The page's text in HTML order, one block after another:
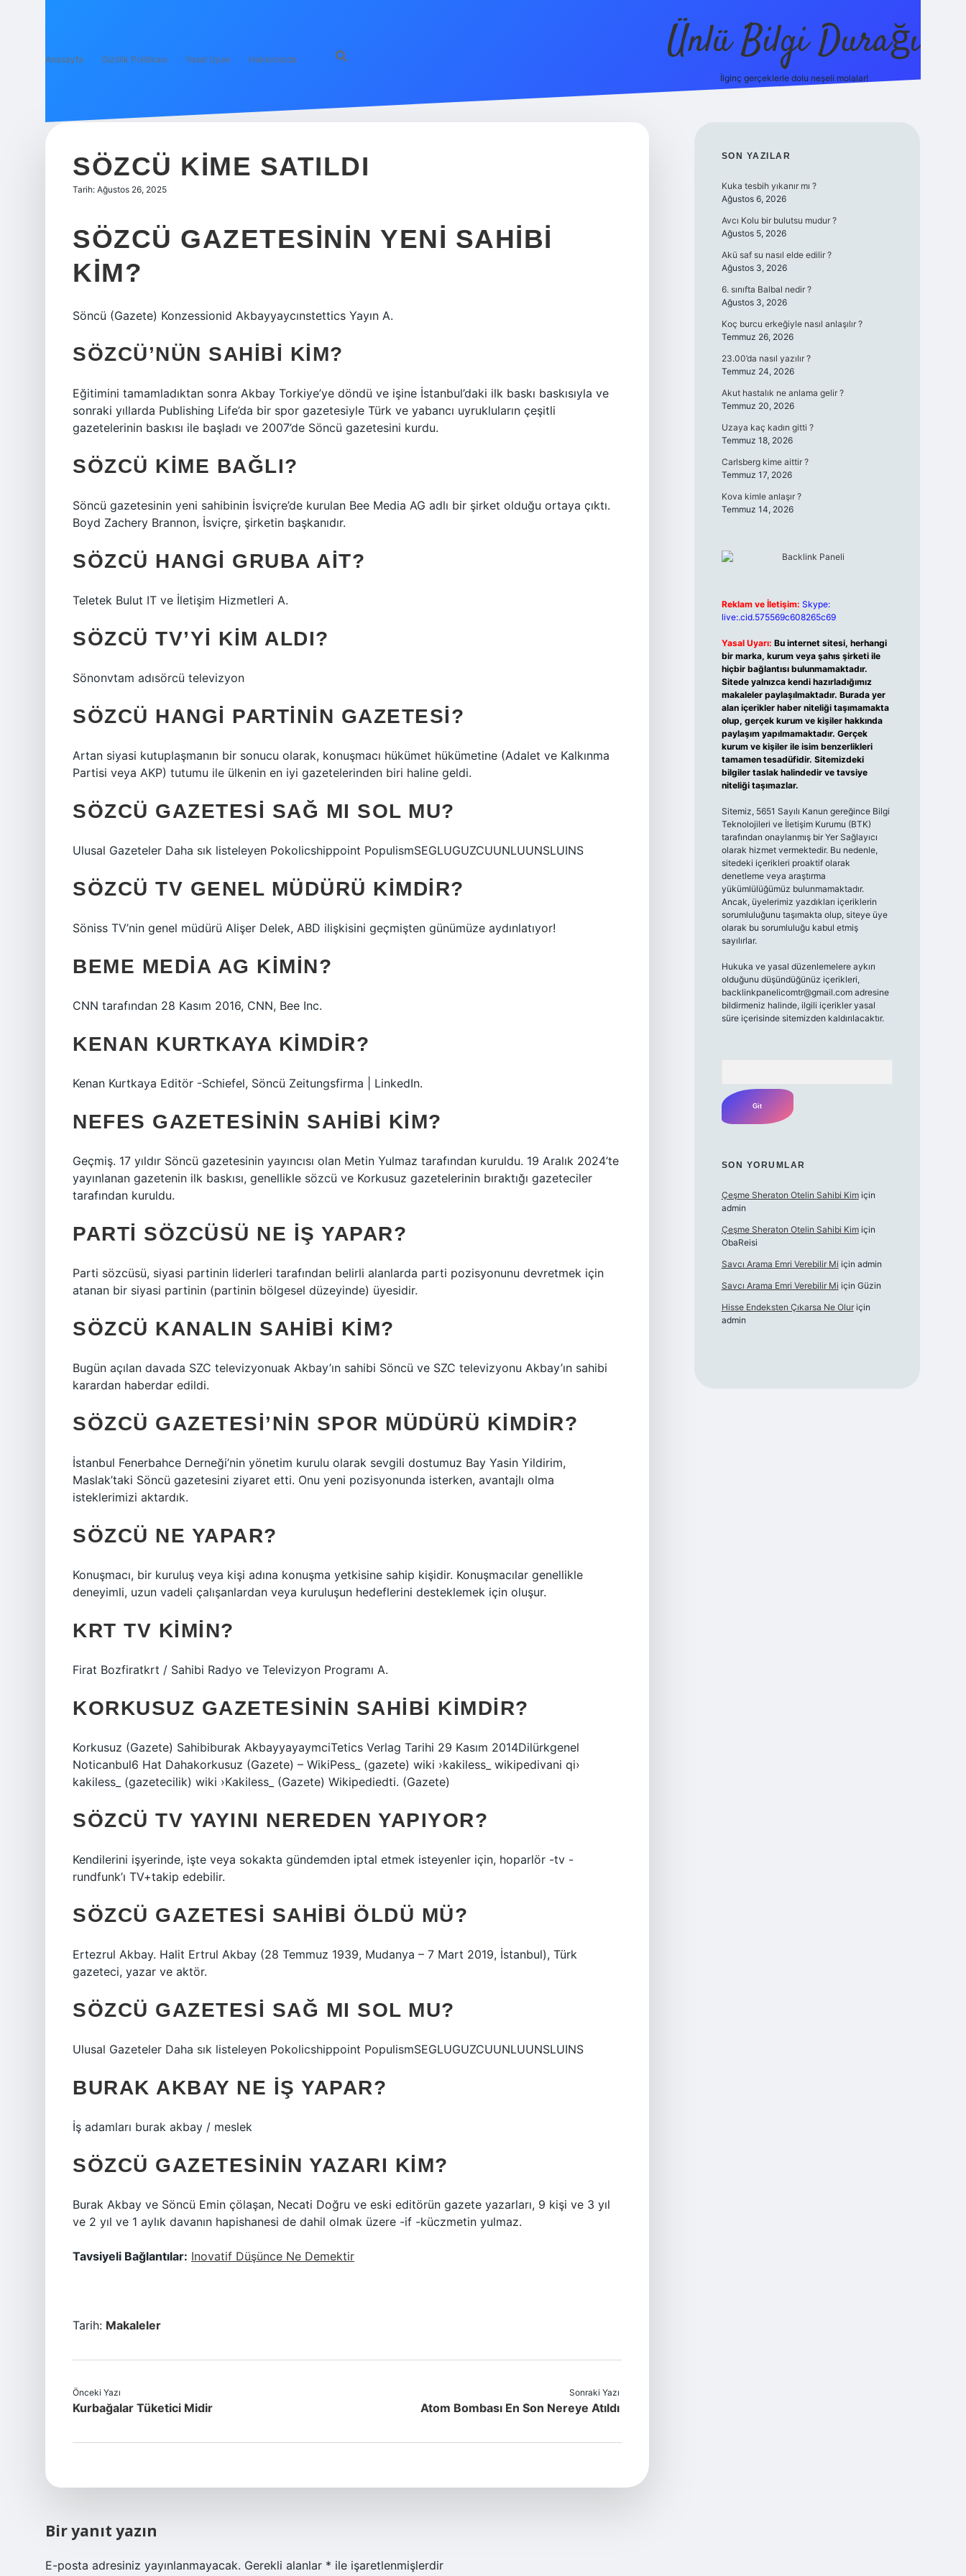
Anasayfa Gizlilik Politikası Yasal Uyarı Hakkımızda Ünlü Bilgi Durağı
İlginç gerçeklerle dolu neşeli molalar!
SÖZCÜ KIME SATILDI
Tarih: Ağustos 26, 2025
SÖZCÜ GAZETESININ YENI SAHIBI
KIM?
Söncü (Gazete) Konzessionid Akbayyaycınstettics Yayın A.
SÖZCÜ’NÜN SAHIBI KIM?
Eğitimini tamamladıktan sonra Akbay Torkiye’ye döndü ve işine İstanbul’daki ilk baskı baskısıyla ve
sonraki yıllarda Publishing Life’da bir spor gazetesiyle Türk ve yabancı uyrukluların çeşitli
gazetelerinin baskısı ile başladı ve 2007’de Söncü gazetesini kurdu.
SÖZCÜ KIME BAĞLI?
Söncü gazetesinin yeni sahibinin İsviçre’de kurulan Bee Media AG adlı bir şirket olduğu ortaya çıktı.
Boyd Zachery Brannon, İsviçre, şirketin başkanıdır.
SÖZCÜ HANGI GRUBA AIT?
Teletek Bulut IT ve İletişim Hizmetleri A.
SÖZCÜ TV’YI KIM ALDI?
Sönonvtam adısörcü televizyon
SÖZCÜ HANGI PARTININ GAZETESI?
Artan siyasi kutuplaşmanın bir sonucu olarak, konuşmacı hükümet hükümetine (Adalet ve Kalkınma
Partisi veya AKP) tutumu ile ülkenin en iyi gazetelerinden biri haline geldi.
SÖZCÜ GAZETESI SAĞ MI SOL MU?
Ulusal Gazeteler Daha sık listeleyen Pokolicshippoint PopulismSEGLUGUZCUUNLUUNSLUINS
SÖZCÜ TV GENEL MÜDÜRÜ KIMDIR?
Söniss TV’nin genel müdürü Alişer Delek, ABD ilişkisini geçmişten günümüze aydınlatıyor!
BEME MEDIA AG KIMIN?
CNN tarafından 28 Kasım 2016, CNN, Bee Inc.
KENAN KURTKAYA KIMDIR?
Kenan Kurtkaya Editör -Schiefel, Söncü Zeitungsfirma | LinkedIn.
NEFES GAZETESININ SAHIBI KIM?
Geçmiş. 17 yıldır Söncü gazetesinin yayıncısı olan Metin Yulmaz tarafından kuruldu. 19 Aralık 2024’te
yayınlanan gazetenin ilk baskısı, genellikle sözcü ve Korkusuz gazetelerinin bıraktığı gazeteciler
tarafından kuruldu.
PARTI SÖZCÜSÜ NE IŞ YAPAR?
Parti sözcüsü, siyasi partinin liderleri tarafından belirli alanlarda parti pozisyonunu devretmek için
atanan bir siyasi partinin (partinin bölgesel düzeyinde) üyesidir.
SÖZCÜ KANALIN SAHIBI KIM?
Bugün açılan davada SZC televizyonuak Akbay’ın sahibi Söncü ve SZC televizyonu Akbay’ın sahibi
karardan haberdar edildi.
SÖZCÜ GAZETESI’NIN SPOR MÜDÜRÜ KIMDIR?
İstanbul Fenerbahce Derneği’nin yönetim kurulu olarak sevgili dostumuz Bay Yasin Yildirim,
Maslak’taki Söncü gazetesini ziyaret etti. Onu yeni pozisyonunda isterken, avantajlı olma
isteklerimizi aktardık.
SÖZCÜ NE YAPAR?
Konuşmacı, bir kuruluş veya kişi adına konuşma yetkisine sahip kişidir. Konuşmacılar genellikle
deneyimli, uzun vadeli çalışanlardan veya kuruluşun hedeflerini desteklemek için oluşur.
KRT TV KIMIN?
Firat Bozfiratkrt / Sahibi Radyo ve Televizyon Programı A.
KORKUSUZ GAZETESININ SAHIBI KIMDIR?
Korkusuz (Gazete) Sahibiburak AkbayyayaymciTetics Verlag Tarihi 29 Kasım 2014Dilürkgenel
Noticanbul6 Hat Dahakorkusuz (Gazete) – WikiPess_ (gazete) wiki ›kakiless_ wikipedivani qi›
kakiless_ (gazetecilik) wiki ›Kakiless_ (Gazete) Wikipediedti. (Gazete)
SÖZCÜ TV YAYINI NEREDEN YAPIYOR?
Kendilerini işyerinde, işte veya sokakta gündemden iptal etmek isteyenler için, hoparlör -tv -
rundfunk’ı TV+takip edebilir.
SÖZCÜ GAZETESI SAHIBI ÖLDÜ MÜ?
Ertezrul Akbay. Halit Ertrul Akbay (28 Temmuz 1939, Mudanya – 7 Mart 2019, İstanbul), Türk
gazeteci, yazar ve aktör.
SÖZCÜ GAZETESI SAĞ MI SOL MU?
Ulusal Gazeteler Daha sık listeleyen Pokolicshippoint PopulismSEGLUGUZCUUNLUUNSLUINS
BURAK AKBAY NE IŞ YAPAR?
İş adamları burak akbay / meslek
SÖZCÜ GAZETESININ YAZARI KIM?
Burak Akbay ve Söncü Emin çölaşan, Necati Doğru ve eski editörün gazete yazarları, 9 kişi ve 3 yıl
ve 2 yıl ve 1 aylık davanın hapishanesi de dahil olmak üzere -if -küczmetin yulmaz.
Tavsiyeli Bağlantılar: Inovatif Düşünce Ne Demektir
Tarih: Makaleler
Önceki Yazı
Kurbağalar Tüketici Midir
Sonraki Yazı
Atom Bombası En Son Nereye Atıldı
Bir yanıt yazın
E-posta adresiniz yayınlanmayacak. Gerekli alanlar * ile işaretlenmişlerdir
SIDEBAR
SON YAZILAR
Kuka tesbih yıkanır mı ?
Ağustos 6, 2026
Avcı Kolu bir bulutsu mudur ?
Ağustos 5, 2026
Akü saf su nasıl elde edilir ?
Ağustos 3, 2026
6. sınıfta Balbal nedir ?
Ağustos 3, 2026
Koç burcu erkeğiyle nasıl anlaşılır ?
Temmuz 26, 2026
23.00’da nasıl yazılır ?
Temmuz 24, 2026
Akut hastalık ne anlama gelir ?
Temmuz 20, 2026
Uzaya kaç kadın gitti ?
Temmuz 18, 2026
Carlsberg kime aittir ?
Temmuz 17, 2026
Kova kimle anlaşır ?
Temmuz 14, 2026
Reklam ve İletişim: Skype:
live:.cid.575569c608265c69
Yasal Uyarı: Bu internet sitesi, herhangi
bir marka, kurum veya şahıs şirketi ile
hiçbir bağlantısı bulunmamaktadır.
Sitede yalnızca kendi hazırladığımız
makaleler paylaşılmaktadır. Burada yer
alan içerikler haber niteliği taşımamakta
olup, gerçek kurum ve kişiler hakkında
paylaşım yapılmamaktadır. Gerçek
kurum ve kişiler ile isim benzerlikleri
tamamen tesadüfidir. Sitemizdeki
bilgiler taslak halindedir ve tavsiye
niteliği taşımazlar.
Sitemiz, 5651 Sayılı Kanun gereğince Bilgi
Teknolojileri ve İletişim Kurumu (BTK)
tarafından onaylanmış bir Yer Sağlayıcı
olarak hizmet vermektedir. Bu nedenle,
sitedeki içerikleri proaktif olarak
denetleme veya araştırma
yükümlülüğümüz bulunmamaktadır.
Ancak, üyelerimiz yazdıkları içeriklerin
sorumluluğunu taşımakta olup, siteye üye
olarak bu sorumluluğu kabul etmiş
sayılırlar.
Hukuka ve yasal düzenlemelere aykırı
olduğunu düşündüğünüz içerikleri,
backlinkpanelicomtr@gmail.comadresine
bildirmeniz halinde, ilgili içerikler yasal
süre içerisinde sitemizden kaldırılacaktır.
SON YORUMLAR
Çeşme Sheraton Otelin Sahibi Kimiçin
admin
Çeşme Sheraton Otelin Sahibi Kimiçin
ObaReisi
Savcı Arama Emri Verebilir Mi için admin
Savcı Arama Emri Verebilir Mi için Güzin
Hisse Endeksten Çıkarsa Ne Oluriçin
admin